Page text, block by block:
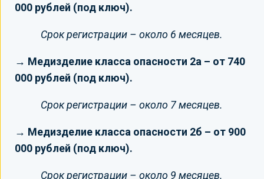
000 рублей (под ключ).
Срок регистрации – около 6 месяцев.
→ Медизделие класса опасности 2а – от 740
000 рублей (под ключ).
Срок регистрации – около 7 месяцев.
→ Медизделие класса опасности 2б – от 900
000 рублей (под ключ).
Срок регистрации – около 9 месяцев.